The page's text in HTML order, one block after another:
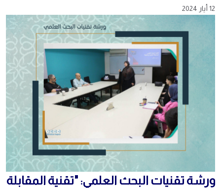
12 أيار 2024
ورشة تقنيات البحث العلمي: "تقنية المقابلة